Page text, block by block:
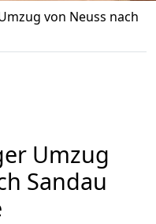
von Neuss nach
Umzug
Sandau